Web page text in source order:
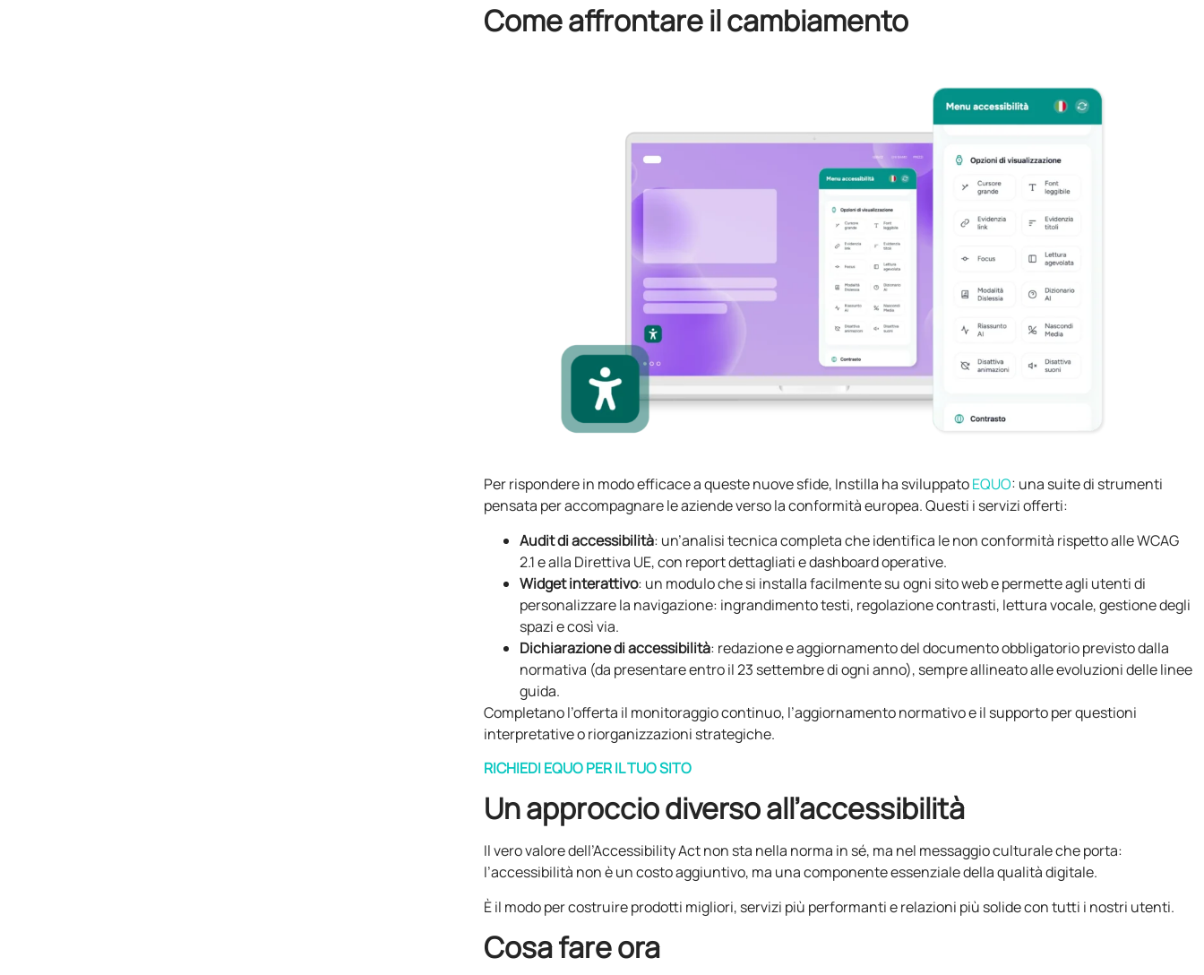
Come affrontare il cambiamento
Per rispondere in modo efficace a queste nuove sfide, Instilla ha sviluppatoEQUO: una suite di strumenti
pensata per accompagnare le aziende verso la conformità europea. Questi i servizi offerti:
Audit di accessibilità: un’analisi tecnica completa che identifica le non conformità rispetto alle WCAG
2.1 e alla Direttiva UE, con report dettagliati e dashboard operative.
Widget interattivo: un modulo che si installa facilmente su ogni sito web e permette agli utenti di
personalizzare la navigazione: ingrandimento testi, regolazione contrasti, lettura vocale, gestione degli
spazi e così via.
Dichiarazione di accessibilità: redazione e aggiornamento del documento obbligatorio previsto dalla
normativa (da presentare entro il 23 settembre di ogni anno), sempre allineato alle evoluzioni delle linee
guida.
Completano l’offerta il monitoraggio continuo, l’aggiornamento normativo e il supporto per questioni
interpretative o riorganizzazioni strategiche.
RICHIEDI EQUO PER IL TUO SITO
Un approccio diverso all’accessibilità
Il vero valore dell’Accessibility Act non sta nella norma in sé, ma nel messaggio culturale che porta:
l’accessibilità non è un costo aggiuntivo, ma una componente essenziale della qualità digitale.
È il modo per costruire prodotti migliori, servizi più performanti e relazioni più solide con tutti i nostri utenti.
Cosa fare ora